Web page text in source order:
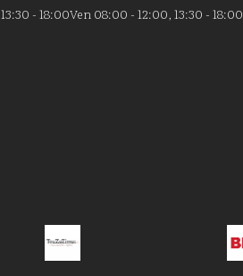
- 18:00Ven 08:00 - 12:00, 13:30 - 18:00